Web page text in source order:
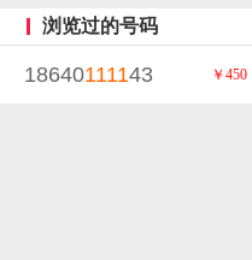
浏览过的号码
18640111143 ￥450